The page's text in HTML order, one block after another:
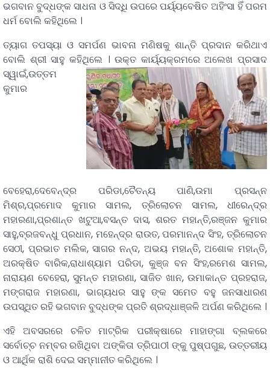
ଭଗବାନ ବୁଦ୍ଧଙ୍କ ସାଧନା ଓ ସିଦ୍ଧି ଉପରେ ପର୍ୟ୍ୟବେଷିତ ଅହିଂସା ହିଁ ପରମ
ଧର୍ମ ବୋଲି କହିଥିଲେ ।
ତ୍ୟାଗ ତପସ୍ୟା ଓ ସମର୍ପଣ ଭାବନା ମଣିଷକୁ ଶାନ୍ତି ପ୍ରଦାନ କରିଥାଏ
ବୋଲି ଶ୍ରୀ ସାହୁ କହିଥିଲେ । ଉକ୍ତ କାର୍ୟ୍ୟକ୍ରମରେ ଅଲେଖ ପ୍ରସାଦ
ସ୍ୱାଇଁ,ଉତ୍ତମ
କୁମାର
ବେହେରା,ଦେବେନ୍ଦ୍ର ପରିଡା,ଚୈତନ୍ୟ ପାଣି,ଉମା ପ୍ରସନ୍ନ
ମିଶ୍ର,ପ୍ରମୋଦ କୁମାର ସାମଲ, ତ୍ରିଲୋଚନ ସାମଲ, ଧୀରେନ୍ଦ୍ର
ମହାରଣା,ପ୍ରଶାନ୍ତ ଖଟୁଆ,ବସନ୍ତ ଦାସ, ଶରତ ମହାନ୍ତି,ରଞ୍ଜନ କୁମାର
ସାହୁ,ବ୍ରଜବନ୍ଧୁ ପ୍ରଧାନ, ମହେନ୍ଦ୍ର ରାଉତ, ପରମାନନ୍ଦ ସିଂହ, ତ୍ରିଲୋଚନ
ସେଠୀ, ପ୍ରଭାତ ମଲିକ, ସାଗର ନନ୍ଦ, ଅଭୟ ମହାନ୍ତି, ଅଶୋକ ମହାନ୍ତି,
ଅରକ୍ଷିତ ବାରିକ,ରାଧାଶ୍ୟାମ ପରିଡା, କୁଞ୍ଜ ବନ ସିଂହ,ରମେଶ ସାମଲ,
ନାରାୟଣ ବେହେରା, ସୁମନ୍ତ ମହାରଣା, ସାଜିତ ଖାନ, ଉମାକାନ୍ତ ପ୍ରହରାଜ,
ମଙ୍ଗରାଜ ମହାରଣା, ଭାଗ୍ୟଧର ସାହୁ ଙ୍କ ସମେତ ବହୁ ଜନସାଧାରଣ
ଉପସ୍ଥିତ ରହି ଭଗବାନ ବୁଦ୍ଧଙ୍କ ପ୍ରତି ଶ୍ରଦ୍ଧାଞ୍ଜଳି ଅର୍ପଣ କରିଥିଲେ ।
ଏହି ଅବସରରେ ଚଳିତ ମାଟ୍ରିକ ପରୀକ୍ଷାରେ ମାହାଙ୍ଗା ବ୍ଲକରେ
ସର୍ବୋଚ୍ଚ ନମ୍ବର ରଖିଥିବା ଅଙ୍କିତା ତ୍ରିପାଠୀ ଙ୍କୁ ପୁଷ୍ପଗୁଛ, ଉତ୍ତରୀୟ
ଓ ଆର୍ଥିକ ରାଶି ଦେଇ ସମ୍ମାନୀତ କରିଥିଲେ ।